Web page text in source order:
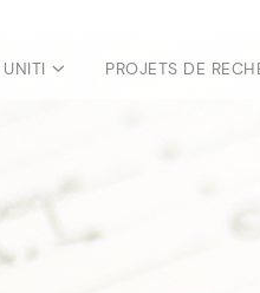
UNITI PROJETS DE